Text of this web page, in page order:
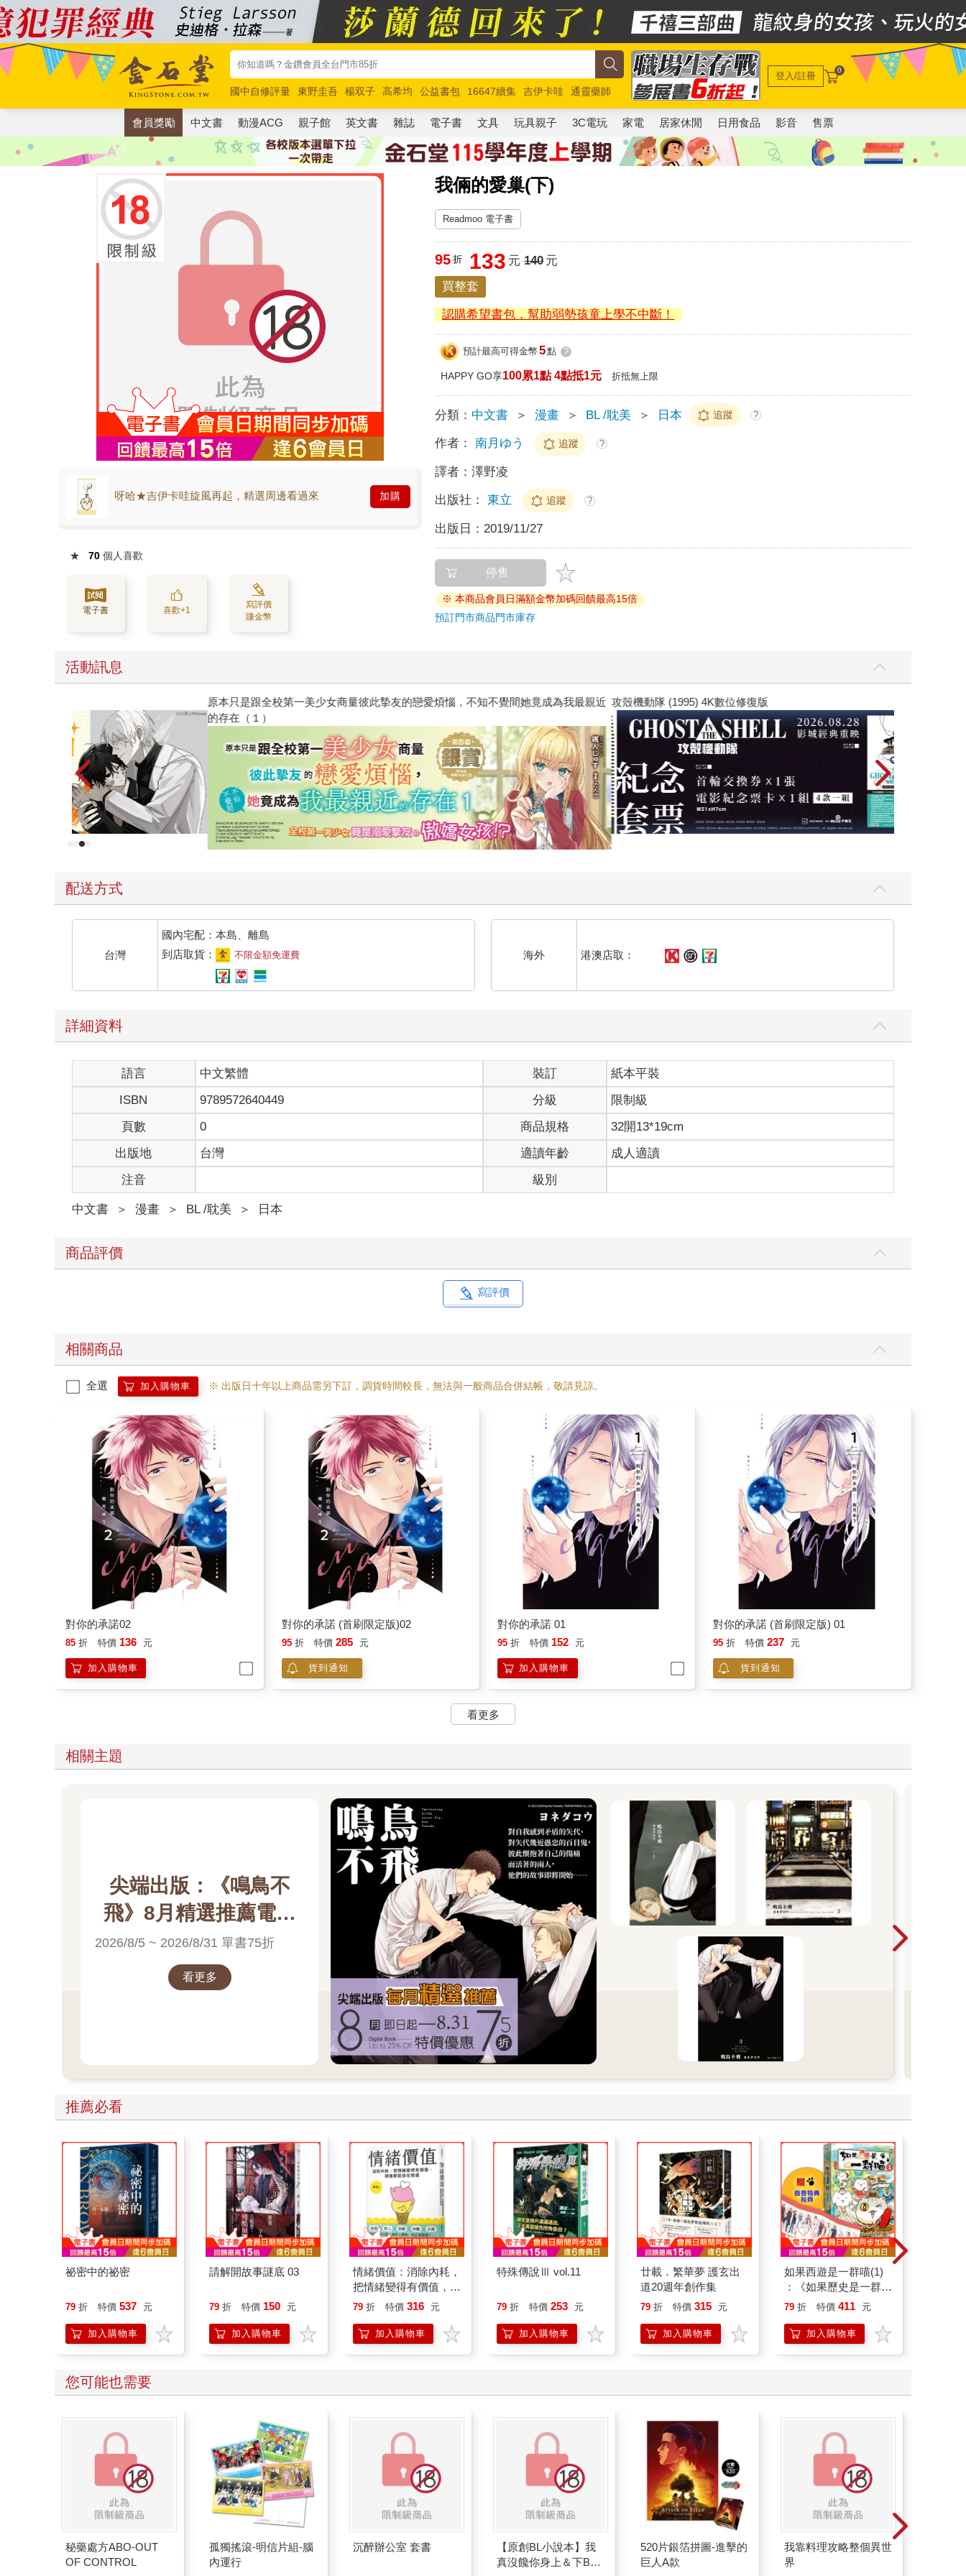
國中自修評量 東野圭吾 楊双子 高希均 公益書包 16647續集 吉伊卡哇
通靈藥師
唯紅花綻放
奧德賽 路邊攤新作 馬斯克 玩具總動員5 超慢跑
登入/註冊 0
會員獎勵 中文書 動漫ACG 親子館 英文書 雜誌 電子書 文具 玩具親子 3C電玩 家電 居家休閒 日用食品 影音 售票
我倆的愛巢(下)
呀哈★吉伊卡哇旋風再起，精選周邊看過來 加購
★ 70 個人喜歡
電子書 喜歡+1
寫評價
賺金幣
Readmoo 電子書
95 折 133 元 140元
買整套
認購希望書包，幫助弱勢孩童上學不中斷！
預計最高可得金幣 5點 ?
HAPPY GO享100累1點 4點抵1元 折抵無上限
分類： 中文書 ＞ 漫畫 ＞ BL /耽美 ＞ 日本 追蹤 ?
作者： 南月ゆう 追蹤 ?
譯者：澤野凌
出版社： 東立 追蹤 ?
出版日： 2019/11/27
停售
※ 本商品會員日滿額金幣加碼回饋最高15倍
預訂門市商品門市庫存
活動訊息
原本只是跟全校第一美少女商量彼此摯友的戀愛煩惱，不知不覺間她竟成為我最親近
的存在（１）
攻殼機動隊 (1995) 4K數位修復版
配送方式
台灣
國內宅配：本島、離島
到店取貨：
不限金額免運費 海外 港澳店取：
詳細資料
語言 中文繁體 裝訂
紙本平裝
ISBN
9789572640449 分級
限制級
頁數
0 商品規格
32開13*19cm
出版地
台灣 適讀年齡
成人適讀
注音
級別
中文書 ＞ 漫畫 ＞ BL /耽美 ＞ 日本
商品評價
寫評價
相關商品
全選 加入購物車 ※ 出版日十年以上商品需另下訂，調貨時間較長，無法與一般商品合併結帳，敬請見諒。
對你的承諾02
85 折 特價 136 元
加入購物車
對你的承諾 (首刷限定版)02
95 折 特價 285 元
貨到通知
對你的承諾 01
95 折 特價 152 元
加入購物車
對你的承諾 (首刷限定版) 01
95 折 特價 237 元
貨到通知
看更多
相關主題
尖端出版：《鳴鳥不
飛》8月精選推薦電子
書展
2026/8/5 ~ 2026/8/31 單書75折
看更多
推薦必看
祕密中的祕密
79 折 特價 537 元
加入購物車
請解開故事謎底 03
79 折 特價 150 元
加入購物車
情緒價值：消除內耗，
把情緒變得有價值，跟
誰都能自在相處
79 折 特價 316 元
加入購物車
特殊傳說Ⅲ vol.11
79 折 特價 253 元
加入購物車
廿載．繁華夢 護玄出
道20週年創作集
79 折 特價 315 元
加入購物車
如果西遊是一群喵(1)
：《如果歷史是一群
喵》作者最新力作，附
79 折 特價 411 元
加入購物車
您可能也需要
秘藥處方ABO-OUT
OF CONTROL
孤獨搖滾-明信片組-腦
內運行
沉醉辦公室 套書
【原創BL小說本】我
真沒饞你身上＆下BY
520片銀箔拼圖-進擊的
巨人A款
我靠料理攻略整個異世
界